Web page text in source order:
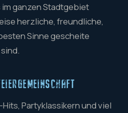
im ganzen Stadtgebiet
herzliche, freundliche,
Sinne gescheite
Partyklassikern und viel